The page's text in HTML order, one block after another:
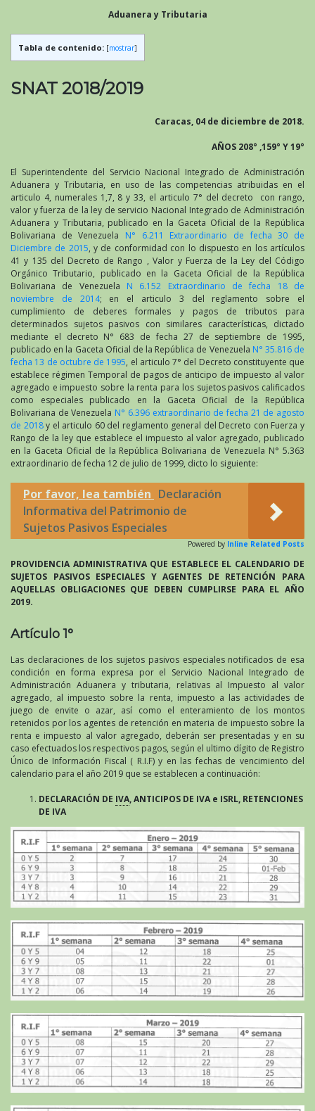
Aduanera y Tributaria
Tabla de contenido: [mostrar]
SNAT 2018/2019
Caracas, 04 de diciembre de 2018.
AÑOS 208° ,159° Y 19°
El Superintendente del Servicio Nacional Integrado de Administración
Aduanera y Tributaria, en uso de las competencias atribuidas en el
articulo 4, numerales 1,7, 8 y 33, el articulo 7° del decreto con rango,
valor y fuerza de la ley de servicio Nacional Integrado de Administración
Aduanera y Tributaria, publicado en la Gaceta Oficial de la República
Bolivariana de Venezuela N° 6.211 Extraordinario de fecha 30 de
Diciembre de 2015, y de conformidad con lo dispuesto en los artículos
41 y 135 del Decreto de Rango , Valor y Fuerza de la Ley del Código
Orgánico Tributario, publicado en la Gaceta Oficial de la República
Bolivariana de Venezuela N 6.152 Extraordinario de fecha 18 de
noviembre de 2014; en el articulo 3 del reglamento sobre el
cumplimiento de deberes formales y pagos de tributos para
determinados sujetos pasivos con similares características, dictado
mediante el decreto N° 683 de fecha 27 de septiembre de 1995,
publicado en la Gaceta Oficial de la República de Venezuela N° 35.816 de
fecha 13 de octubre de 1995, el articulo 7° del Decreto constituyente que
establece régimen Temporal de pagos de anticipo de impuesto al valor
agregado e impuesto sobre la renta para los sujetos pasivos calificados
como especiales publicado en la Gaceta Oficial de la República
Bolivariana de Venezuela N° 6.396 extraordinario de fecha 21 de agosto
de 2018y el articulo 60 del reglamento general del Decreto con Fuerza y
Rango de la ley que establece el impuesto al valor agregado, publicado
en la Gaceta Oficial de la República Bolivariana de Venezuela N° 5.363
extraordinario de fecha 12 de julio de 1999, dicto lo siguiente:
Por favor, lea también Declaración
Informativa del Patrimonio de
Sujetos Pasivos Especiales
Powered by Inline Related Posts
PROVIDENCIA ADMINISTRATIVA QUE ESTABLECE EL CALENDARIO DE
SUJETOS PASIVOS ESPECIALES Y AGENTES DE RETENCIÓN PARA
AQUELLAS OBLIGACIONES QUE DEBEN CUMPLIRSE PARA EL AÑO
2019.
Artículo 1°
Las declaraciones de los sujetos pasivos especiales notificados de esa
condición en forma expresa por el Servicio Nacional Integrado de
Administración Aduanera y tributaria, relativas al Impuesto al valor
agregado, al impuesto sobre la renta, impuesto a las actividades de
juego de envite o azar, así como el enteramiento de los montos
retenidos por los agentes de retención en materia de impuesto sobre la
renta e impuesto al valor agregado, deberán ser presentadas y en su
caso efectuados los respectivos pagos, según el ultimo dígito de Registro
Único de Información Fiscal ( R.I.F) y en las fechas de vencimiento del
calendario para el año 2019 que se establecen a continuación:
DECLARACIÓN DE IVA, ANTICIPOS DE IVA e ISRL, RETENCIONES
DE IVA